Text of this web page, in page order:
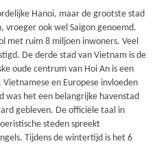
Hanoi, maar de grootste stad
vroeger ook wel Saigon genoemd.
met ruim 8 miljoen inwoners. Veel
De derde stad van Vietnam is de
oude centrum van Hoi An is een
Vietnamese en Europese invloeden
was het een belangrijke havenstad
gebleven. De officiële taal in
steden spreekt
Tijdens de wintertijd is het 6